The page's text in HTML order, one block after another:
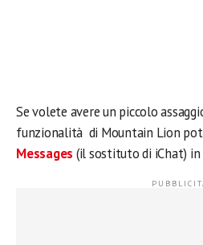
Se volete avere un piccolo
funzionalità di Mountain Lion
Messages (il sostituto di iChat)